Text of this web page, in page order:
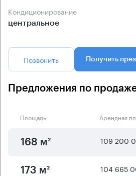
Кондиционирование
центральное
Позвонить Получить
Предложения по
Площадь Арендная
168 м² 109 200
173 м² 104 665